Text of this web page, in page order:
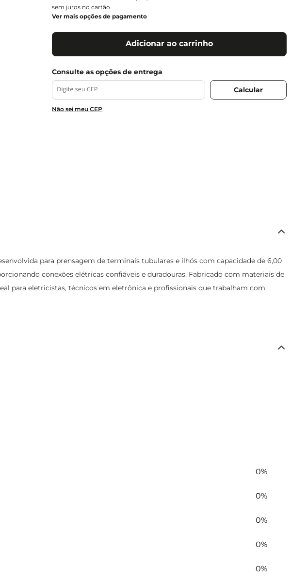
sem juros no cartão
Ver mais opções de pagamento
Adicionar ao carrinho
Não sei meu CEP
para prensagem de terminais tubulares e ilhós com capacidade de 6,00
conexões elétricas confiáveis e duradouras. Fabricado com materiais de
para eletricistas, técnicos em eletrônica e profissionais que trabalham com
0%
0%
0%
0%
0%